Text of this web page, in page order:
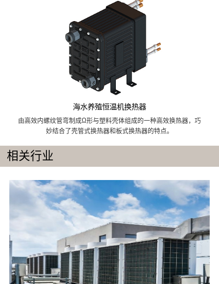
海水养殖恒温机换热器
由高效内螺纹管弯制成Ω形与塑料壳体组成的一种高效换热器，巧
妙结合了壳管式换热器和板式换热器的特点。
相关行业